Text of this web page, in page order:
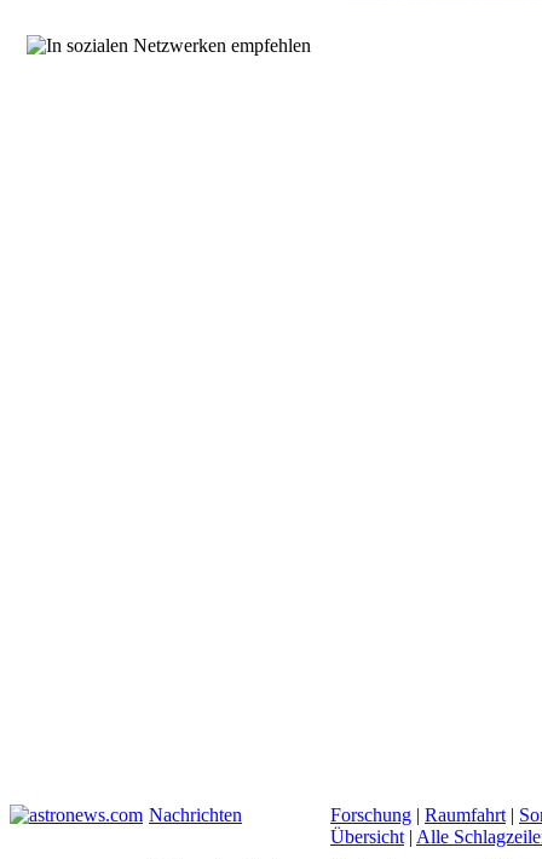
Nachrichten Forschung | Raumfahrt |
Übersicht | Alle